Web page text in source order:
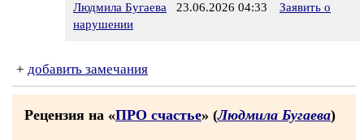
Людмила Бугаева 23.06.2026 04:33
Заявить о
нарушении
+ добавить замечания
Рецензия на «ПРО счастье» (Людмила Бугаева)